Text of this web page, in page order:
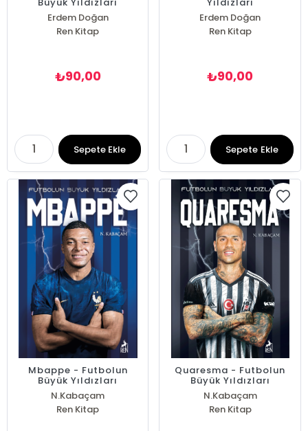
Erdem Doğan
Ren Kitap
₺90,00
Sepete Ekle
Erdem Doğan
Ren Kitap
₺90,00
Sepete Ekle
Mbappe - Futbolun
Büyük Yıldızları
N.Kabaçam
Ren Kitap
Quaresma - Futbolun
Büyük Yıldızları
N.Kabaçam
Ren Kitap